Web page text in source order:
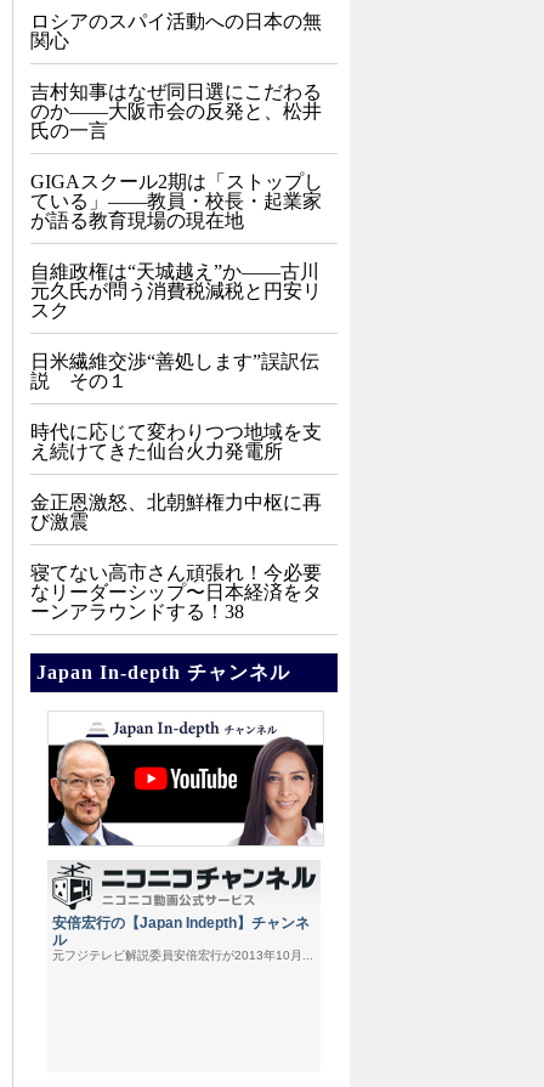
ロシアのスパイ活動への日本の無
関心
吉村知事はなぜ同日選にこだわる
のか――大阪市会の反発と、松井
氏の一言
GIGAスクール2期は「ストップし
ている」——教員・校長・起業家
が語る教育現場の現在地
自維政権は“天城越え”か――古川
元久氏が問う消費税減税と円安リ
スク
日米繊維交渉“善処します”誤訳伝
説 その１
時代に応じて変わりつつ地域を支
え続けてきた仙台火力発電所
金正恩激怒、北朝鮮権力中枢に再
び激震
寝てない高市さん頑張れ！今必要
なリーダーシップ〜日本経済をタ
ーンアラウンドする！38
Japan In-depth チャンネル